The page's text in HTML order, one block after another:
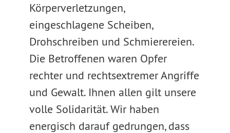
Körperverletzungen,
eingeschlagene Scheiben,
Drohschreiben und Schmierereien.
Die Betroffenen waren Opfer
rechter und rechtsextremer Angriffe
und Gewalt. Ihnen allen gilt unsere
volle Solidarität. Wir haben
energisch darauf gedrungen, dass